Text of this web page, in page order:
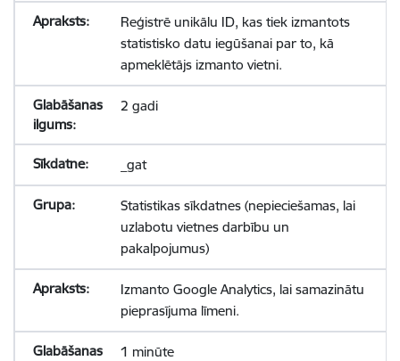
Reģistrē unikālu ID, kas tiek izmantots
statistisko datu iegūšanai par to, kā
apmeklētājs izmanto vietni.
2 gadi
_gat
Statistikas sīkdatnes (nepieciešamas, lai
uzlabotu vietnes darbību un
pakalpojumus)
Izmanto Google Analytics, lai samazinātu
pieprasījuma līmeni.
1 minūte